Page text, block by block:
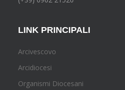
LINK PRINCIPALI
Arcivescovo
Arcidiocesi
Organismi Diocesani